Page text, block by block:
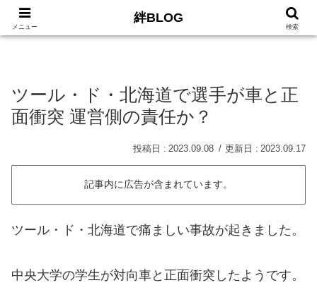
HOME サイトマ
ツール・ド・北海道で選手が車と正
面衝突 運営側の責任か？
2023.09.08 2023.09.17
記事内に広告が含まれています。
ツール・ド・北海道で痛ましい事故が起きました。
中央大学の学生が対向車と正面衝突したようです。
メニュー
絆BLOG
検索